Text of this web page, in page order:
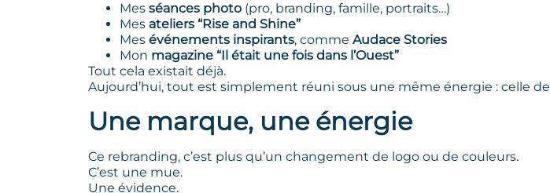
Mes séances photo (pro, branding, famille, portraits…)
Mes ateliers “Rise and Shine”
Mes événements inspirants, comme Audace Stories
Mon magazine “Il était une fois dans l’Ouest”
Tout cela existait déjà.
Aujourd’hui, tout est simplement réuni sous une même énergie : celle de
Une marque, une énergie
Ce rebranding, c’est plus qu’un changement de logo ou de couleurs.
C’est une mue.
Une évidence.